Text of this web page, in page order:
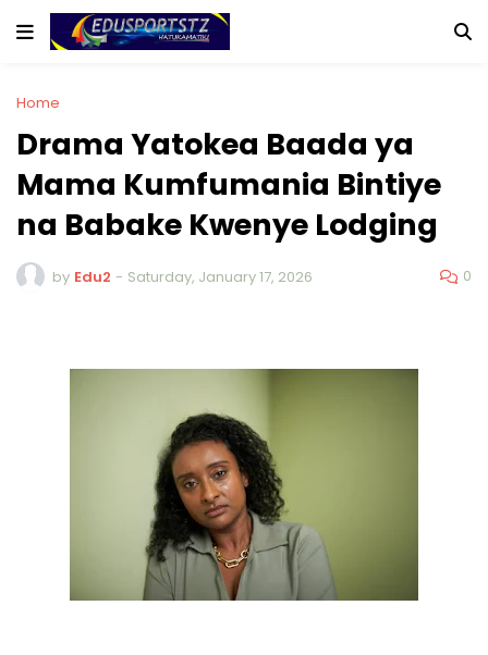
Home
Drama Yatokea Baada ya
Mama Kumfumania Bintiye
na Babake Kwenye Lodging
by Edu2 - Saturday, January 17, 2026 0